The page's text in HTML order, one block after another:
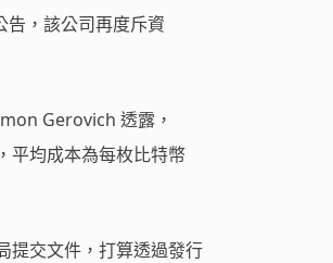
，該公司再度斥資
Gerovich 透露，
平均成本為每枚比特幣
提交文件，打算透過發行